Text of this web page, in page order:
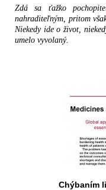
Zdá sa ťažko
nahraditeľným, pritom
Niekedy ide o život,
umelo vyvolaný.
Chýbaním